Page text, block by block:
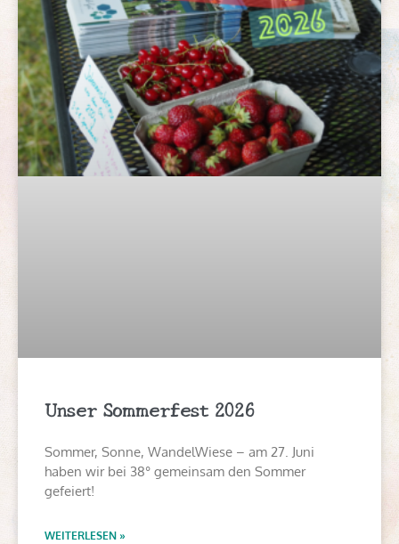
Unser Sommerfest 2026
Sommer, Sonne, WandelWiese – am 27. Juni
haben wir bei 38° gemeinsam den Sommer
gefeiert!
WEITERLESEN »